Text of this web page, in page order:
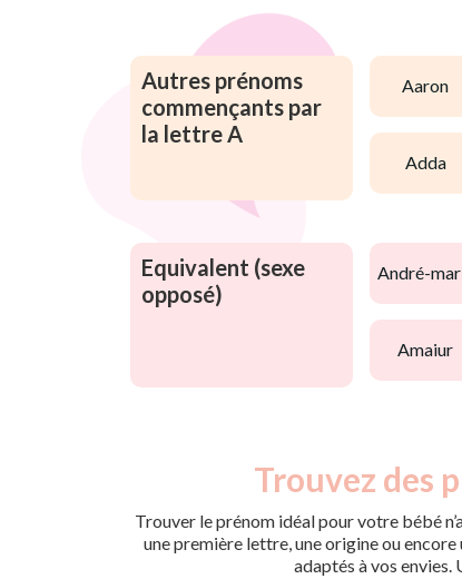
Autres prénoms
commençants par
la lettre A
aaron
adda
Equivalent (sexe
opposé)
andré-
amaiur
Trouvez des
Trouver le prénom idéal pour votre bébé
une première lettre, une origine ou
adaptés à vos